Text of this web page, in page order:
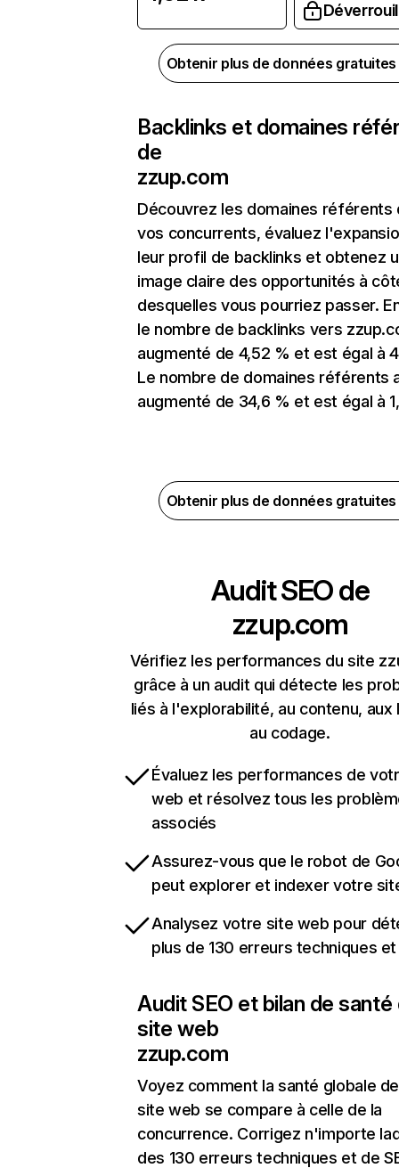
Obtenir plus de données
Backlinks et domaines
de
zzup.com
Découvrez les domaines référents
vos concurrents, évaluez
leur profil de backlinks et obtenez
image claire des opportunités à
desquelles vous pourriez passer.
le nombre de backlinks vers
augmenté de 4,52 % et est égal à
Le nombre de domaines référents
augmenté de 34,6 % et est égal à
Obtenir plus de données
Audit SEO de
zzup.com
Vérifiez les performances du site
grâce à un audit qui détecte les
liés à l'explorabilité, au contenu, aux
au codage.
Évaluez les performances de
web et résolvez tous les
associés
Assurez-vous que le robot de
peut explorer et indexer votre
Analysez votre site web pour
plus de 130 erreurs techniques et
Audit SEO et bilan de santé
site web
zzup.com
Voyez comment la santé globale
site web se compare à celle de la
concurrence. Corrigez n'importe
des 130 erreurs techniques et de